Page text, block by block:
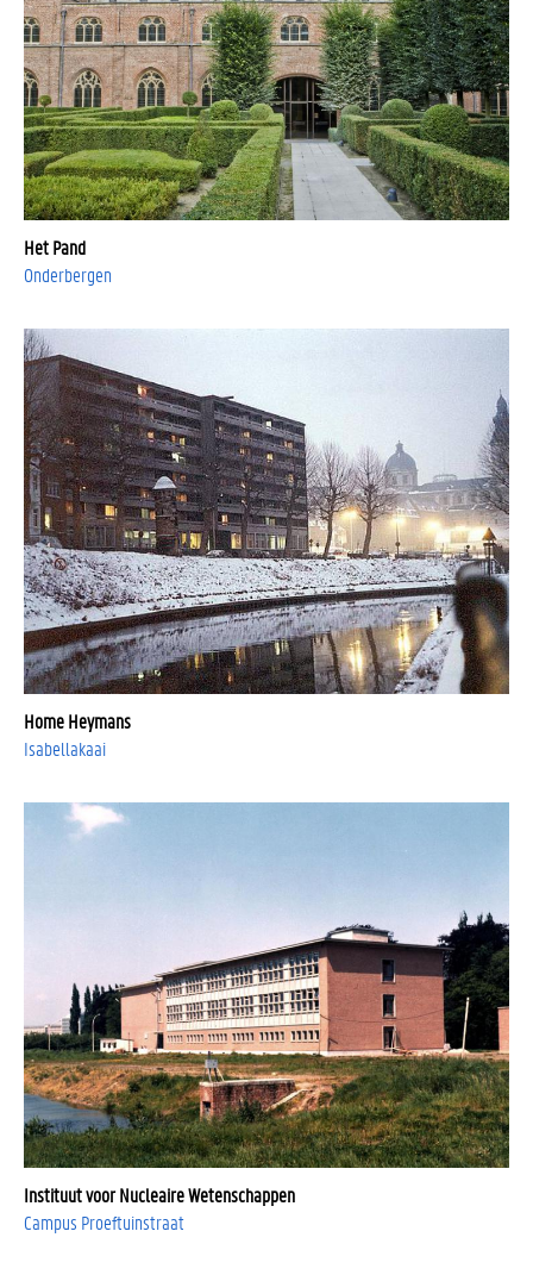
Het Pand
Onderbergen
Home Heymans
Isabellakaai
Instituut voor Nucleaire Wetenschappen
Campus Proeftuinstraat